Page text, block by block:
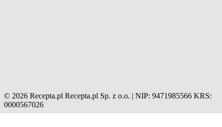
© 2026 Recepta.pl Recepta.pl Sp. z o.o. | NIP: 9471985566 KRS:
0000567026